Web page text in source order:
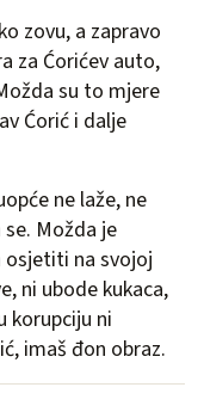
zovu, a zapravo
za Ćorićev auto,
su to mjere
Ćorić i dalje
ne laže, ne
Možda je
na svojoj
ni ubode kukaca,
korupciju ni
imaš đon obraz.